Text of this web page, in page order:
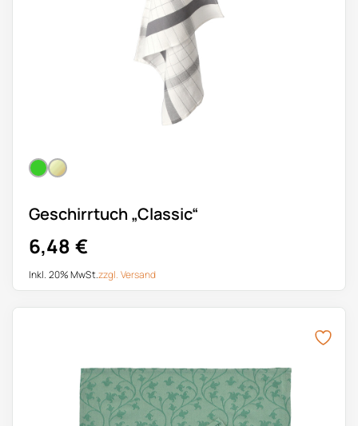
Geschirrtuch „Classic“
6,48 €
Inkl. 20% MwSt.zzgl. Versand
Dieses Produkt weist mehrere Varianten auf. Die Optionen